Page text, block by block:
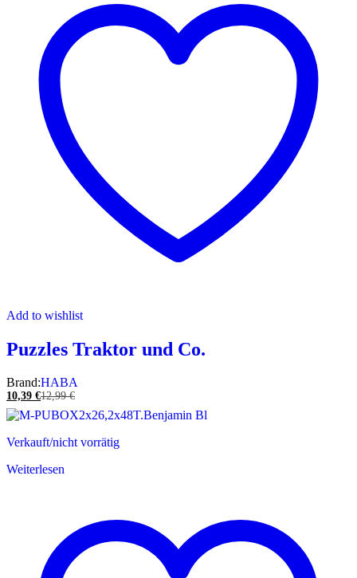
Add to wishlist
Puzzles Traktor und Co.
Brand:HABA
10,39 €12,99€
Verkauft/nicht vorrätig
Weiterlesen